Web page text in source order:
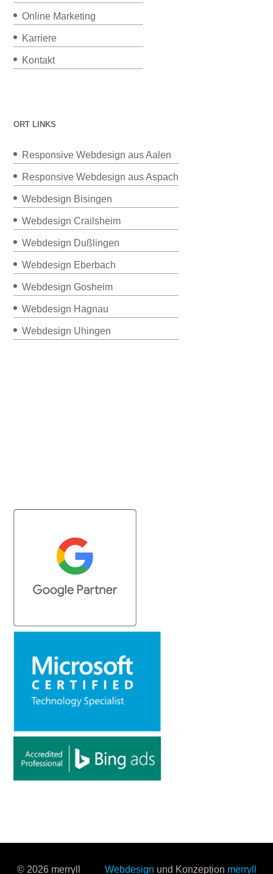
Online Marketing
Karriere
Kontakt
ORT LINKS
Responsive Webdesign aus Aalen
Responsive Webdesign aus Aspach
Webdesign Bisingen
Webdesign Crailsheim
Webdesign Dußlingen
Webdesign Eberbach
Webdesign Gosheim
Webdesign Hagnau
Webdesign Uhingen
© 2026 merryll Webdesign und Konzeption merryll